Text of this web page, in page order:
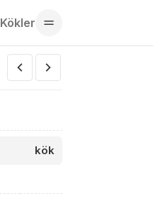
Kökler
kök